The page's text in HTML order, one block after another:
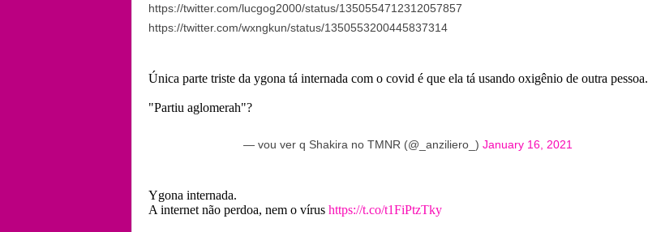
https://twitter.com/lucgog2000/status/1350554712312057857
https://twitter.com/wxngkun/status/1350553200445837314
Única parte triste da ygona tá internada com o covid é que ela tá usando oxigênio de outra pessoa.
"Partiu aglomerah"?
— vou ver q Shakira no TMNR (@_anziliero_) January 16, 2021
Ygona internada.
A internet não perdoa, nem o vírus https://t.co/t1FiPtzTky